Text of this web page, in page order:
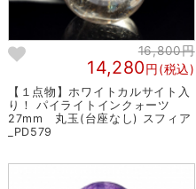
16,800円
14,280円(税込)
【１点物】ホワイトカルサイト入
り！ パイライトインクォーツ
27mm 丸玉(台座なし) スフィア
_PD579